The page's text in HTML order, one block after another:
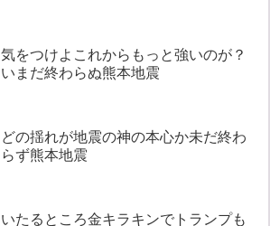
気をつけよこれからもっと強いのが？
いまだ終わらぬ熊本地震
どの揺れが地震の神の本心か未だ終わ
らず熊本地震
いたるところ金キラキンでトランプも